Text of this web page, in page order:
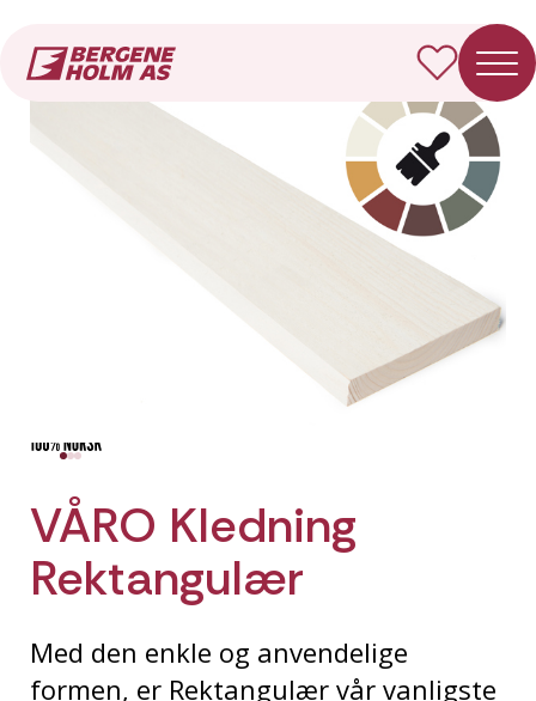
VÅRO Kledning
Rektangulær
Med den enkle og anvendelige
formen, er Rektangulær vår vanligste